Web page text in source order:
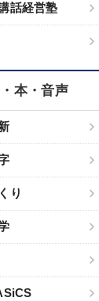
話経営塾
本・音声
り